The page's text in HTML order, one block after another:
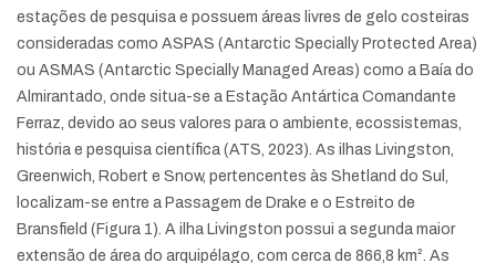
estações de pesquisa e possuem áreas livres de gelo costeiras
consideradas como ASPAS (Antarctic Specially Protected Area)
ou ASMAS (Antarctic Specially Managed Areas) como a Baía do
Almirantado, onde situa-se a Estação Antártica Comandante
Ferraz, devido ao seus valores para o ambiente, ecossistemas,
história e pesquisa científica (ATS, 2023). As ilhas Livingston,
Greenwich, Robert e Snow, pertencentes às Shetland do Sul,
localizam-se entre a Passagem de Drake e o Estreito de
Bransfield (Figura 1). A ilha Livingston possui a segunda maior
extensão de área do arquipélago, com cerca de 866,8 km². As